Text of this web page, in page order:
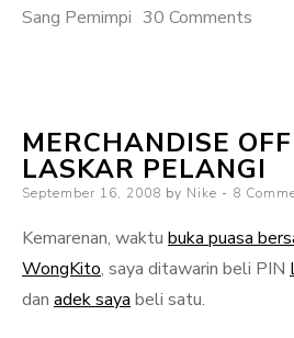
Sang Pemimpi 30 Comments
MERCHANDISE
LASKAR PELANGI
Posted
September 16, 2008 by Nike 8
Kemarenan, waktu buka puasa
WongKito, saya ditawarin beli PIN
dan adek saya beli satu.